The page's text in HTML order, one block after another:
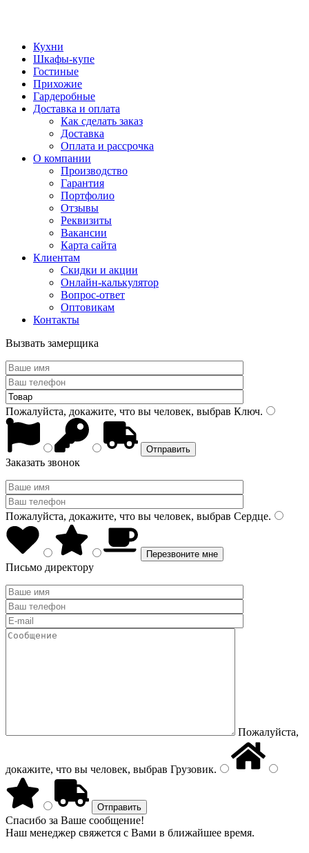
Кухни
Шкафы-купе
Гостиные
Прихожие
Гардеробные
Доставка и оплата
Как сделать заказ
Доставка
Оплата и рассрочка
О компании
Производство
Гарантия
Портфолио
Отзывы
Реквизиты
Вакансии
Карта сайта
Клиентам
Скидки и акции
Онлайн-калькулятор
Вопрос-ответ
Оптовикам
Контакты
Вызвать замерщика
Пожалуйста, докажите, что вы человек, выбрав Ключ.
Заказать звонок
Пожалуйста, докажите, что вы человек, выбрав Сердце.
Письмо директору
Пожалуйста,
докажите, что вы человек, выбрав Грузовик.
Спасибо за Ваше сообщение!
Наш менеджер свяжется с Вами в ближайшее время.